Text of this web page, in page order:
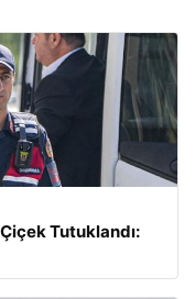
Tutuklandı: